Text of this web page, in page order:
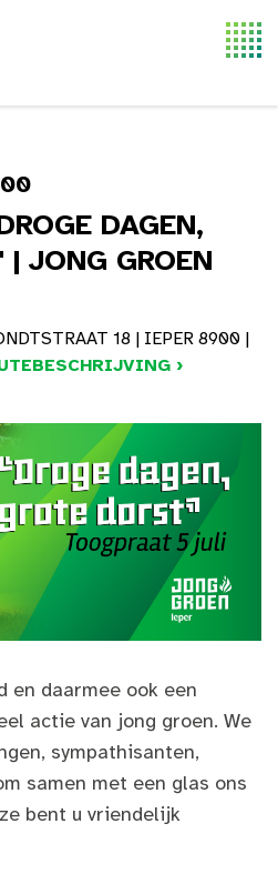
DAGEN,
| JONG GROEN
18 | IEPER 8900 |
›
en daarmee ook een
actie van jong groen. We
sympathisanten,
samen met een glas ons
bent u vriendelijk